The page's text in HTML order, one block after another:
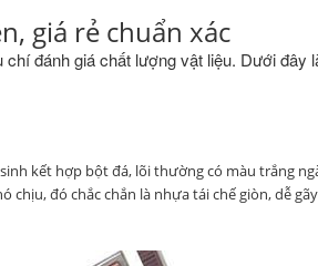
giá rẻ chuẩn xác
đánh giá chất lượng vật liệu. Dưới đây
kết hợp bột đá, lõi thường có màu trắng
chịu, đó chắc chắn là nhựa tái chế giòn, dễ